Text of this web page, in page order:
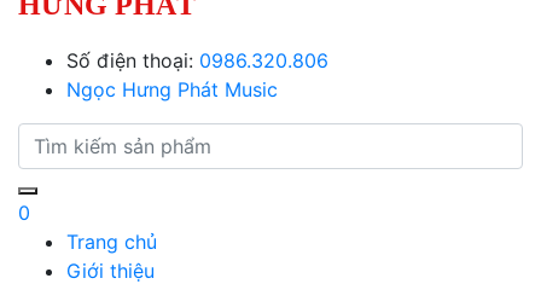
Số điện thoại: 0986.320.806
Ngọc Hưng Phát Music
0
Trang chủ
Giới thiệu